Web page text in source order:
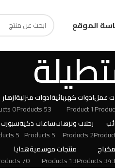
الموقع
عملادوات كهربائية
1 Product
ادوات منزلية
53 Products
ازهار
0 Products
رحلات ونزهات
2 Products
ساعات ذكية
5 Products
سبورت
5 Products
مكياج
343 Products
منتجات موسمية
13 Products
هدايا
70 Products